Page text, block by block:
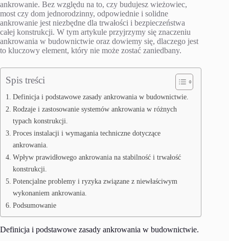
ankrowanie. Bez względu na to, czy budujesz wieżowiec,
most czy dom jednorodzinny, odpowiednie i solidne
ankrowanie jest niezbędne dla trwałości i bezpieczeństwa
całej konstrukcji. W tym artykule przyjrzymy się znaczeniu
ankrowania w budownictwie oraz dowiemy się, dlaczego jest
to kluczowy element, który nie może zostać zaniedbany.
Spis treści
Definicja i podstawowe zasady ankrowania w budownictwie.
Rodzaje i zastosowanie systemów ankrowania w różnych
typach konstrukcji.
Proces instalacji i wymagania techniczne dotyczące
ankrowania.
Wpływ prawidłowego ankrowania na stabilność i trwałość
konstrukcji.
Potencjalne problemy i ryzyka związane z niewłaściwym
wykonaniem ankrowania.
Podsumowanie
Definicja i podstawowe zasady ankrowania w budownictwie.